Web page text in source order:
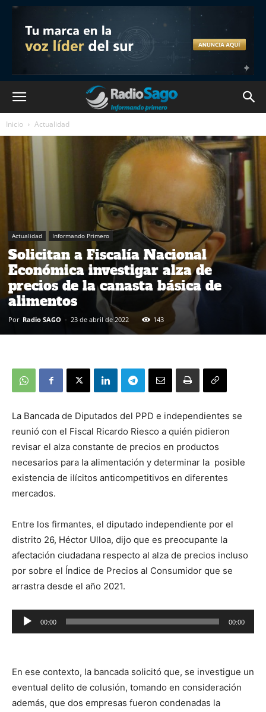
Inicio Actualidad
Actualidad Informando Primero
Solicitan a Fiscalía Nacional
Económica investigar alza de
precios de la canasta básica de
alimentos
Por Radio SAGO - 23 de abril de 2022 143
La Bancada de Diputados del PPD e independientes se
reunió con el Fiscal Ricardo Riesco a quién pidieron
revisar el alza constante de precios en productos
necesarios para la alimentación y determinar la posible
existencia de ilícitos anticompetitivos en diferentes
mercados.
Entre los firmantes, el diputado independiente por el
distrito 26, Héctor Ulloa, dijo que es preocupante la
afectación ciudadana respecto al alza de precios incluso
por sobre el Índice de Precios al Consumidor que se
arrastra desde el año 2021.
Reproductor
de
00:00 00:00
En ese contexto, la bancada solicitó que, se investigue un
eventual delito de colusión, tomando en consideración
además, que dos empresas fueron condenadas la